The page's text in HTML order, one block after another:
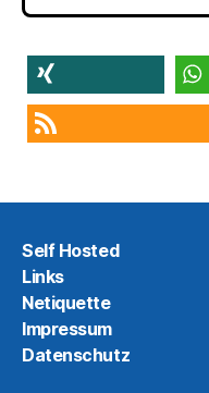
teilen
Self Hosted
Links
Netiquette
Impressum
Datenschutz